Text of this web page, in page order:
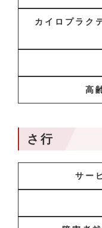
カイロプラク
高
さ行
サー